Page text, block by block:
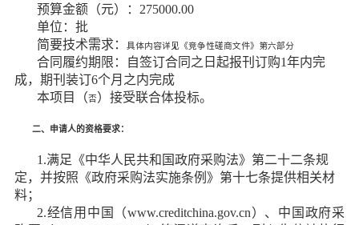
预算金额（元）： 275000.00
单位： 批
简要技术需求：
具体内容详见《竞争性磋商文件》第六部分
合同履约期限： 自签订合同之日起报刊订购1年内完
成，期刊装订6个月之内完成
本项目（否）接受联合体投标。
二、申请人的资格要求：
1.满足《中华人民共和国政府采购法》第二十二条规
定，并按照《政府采购法实施条例》第十七条提供相关材
料；
2.经信用中国（www.creditchina.gov.cn）、中国政府采